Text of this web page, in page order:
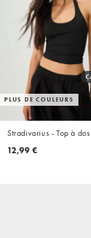
PLUS DE COULEURS
Stradivarius - Top à
12,99 €